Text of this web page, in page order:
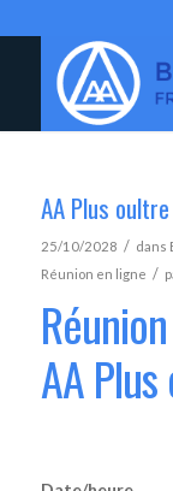
AA Plus
25/10/2028 / dans
Réunion en ligne /
AA